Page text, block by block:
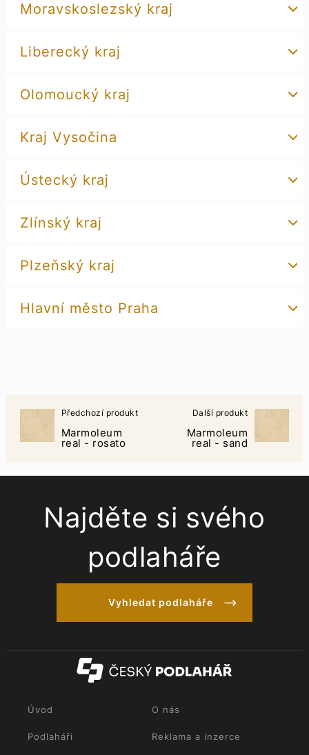
Moravskoslezský kraj
Liberecký kraj
Olomoucký kraj
Kraj Vysočina
Ústecký kraj
Zlínský kraj
Plzeňský kraj
Hlavní město Praha
Předchozí produkt
Marmoleum
real - rosato
Další produkt
Marmoleum
real - sand
Najděte si svého
podlaháře
Vyhledat podlaháře
Úvod O nás
Podlaháři Reklama a inzerce